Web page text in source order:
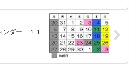
ンダー １１